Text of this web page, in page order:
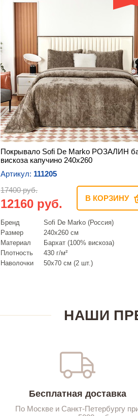
Покрывало Sofi De Marko РОЗАЛИН
вискоза капучино 240х260
Артикул: 111205
17400 руб.
12160 руб. В КОРЗИНУ
Бренд
Sofi De Marko (Россия)
Размер
240х260 см
Материал
Бархат (100% вискоза)
Плотность
430 г/м²
Наволочки
50х70 см (2 шт.)
НАШИ
Бесплатная доставка
По Москве и Санкт-Петербургу